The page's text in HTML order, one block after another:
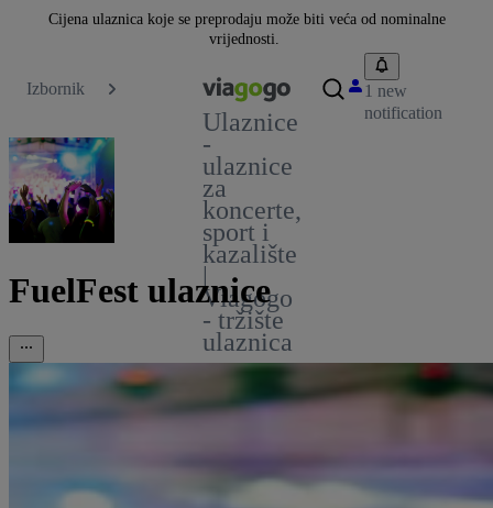
Cijena ulaznica koje se preprodaju može biti veća od nominalne
vrijednosti.
Izbornik
Ulaznice
-
ulaznice
za
koncerte,
sport i
kazalište
|
Viagogo
- tržište
ulaznica
1 new
notification
FuelFest ulaznice